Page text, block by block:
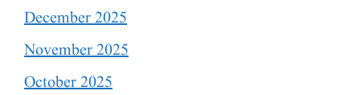
December 2025
November 2025
October 2025